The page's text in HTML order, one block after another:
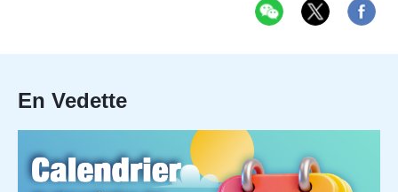
En Vedette